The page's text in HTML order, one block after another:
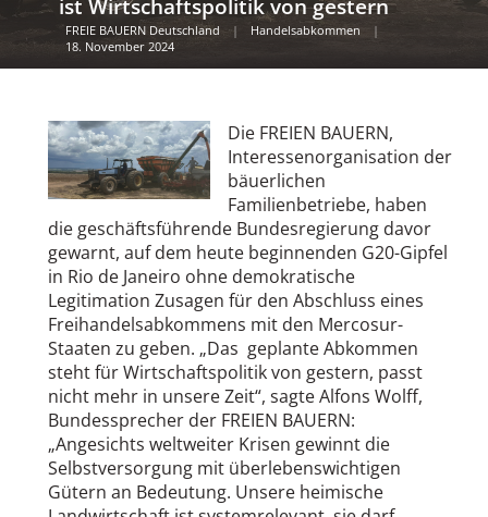
FREIE BAUERN Deutschland | Handelsabkommen
|
18. November 2024
Die FREIEN BAUERN,
Interessenorganisation der
bäuerlichen
Familienbetriebe, haben
die geschäftsführende Bundesregierung davor
gewarnt, auf dem heute beginnenden G20-Gipfel
in Rio de Janeiro ohne demokratische
Legitimation Zusagen für den Abschluss eines
Freihandelsabkommens mit den Mercosur-
Staaten zu geben. „Das geplante Abkommen
steht für Wirtschaftspolitik von gestern, passt
nicht mehr in unsere Zeit“, sagte Alfons Wolff,
Bundessprecher der FREIEN BAUERN:
„Angesichts weltweiter Krisen gewinnt die
Selbstversorgung mit überlebenswichtigen
Gütern an Bedeutung. Unsere heimische